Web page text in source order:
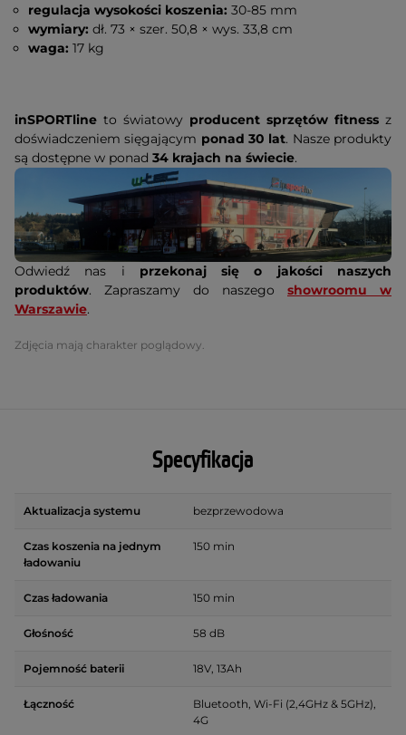
regulacja wysokości koszenia:30-85 mm
wymiary:dł. 73 × szer. 50,8 × wys. 33,8 cm
waga:17 kg
inSPORTline to światowy producent sprzętów fitness z
doświadczeniem sięgającym ponad 30 lat. Nasze produkty
są dostępne w ponad 34 krajach na świecie.
Odwiedź nas i przekonaj się o jakości naszych
produktów. Zapraszamy do naszego showroomu w
Warszawie.
Zdjęcia mają charakter poglądowy.
Specyfikacja
Aktualizacja systemu bezprzewodowa
Czas koszenia na jednym
ładowaniu
150 min
Czas ładowania 150 min
Głośność 58 dB
Pojemność baterii 18V, 13Ah
Łączność
Bluetooth, Wi-Fi (2,4GHz & 5GHz),
4G